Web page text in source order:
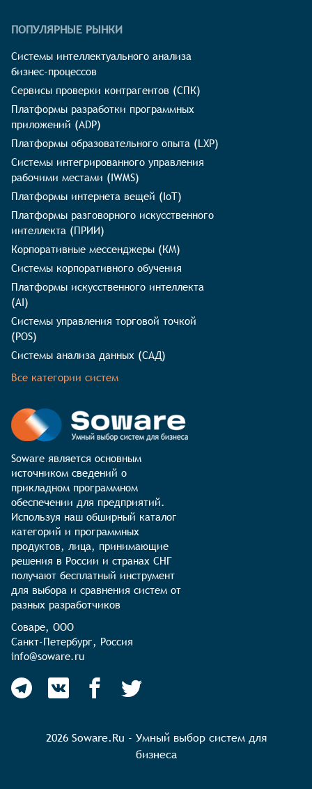
ПОПУЛЯРНЫЕ РЫНКИ
Системы интеллектуального анализа
бизнес-процессов
Сервисы проверки контрагентов (СПК)
Платформы разработки программных
приложений (ADP)
Платформы образовательного опыта (LXP)
Системы интегрированного управления
рабочими местами (IWMS)
Платформы интернета вещей (IoT)
Платформы разговорного искусственного
интеллекта (ПРИИ)
Корпоративные мессенджеры (КМ)
Системы корпоративного обучения
Платформы искусственного интеллекта
(AI)
Системы управления торговой точкой
(POS)
Системы анализа данных (САД)
Все категории систем
Soware является основным
источником сведений о
прикладном программном
обеспечении для предприятий.
Используя наш обширный каталог
категорий и программных
продуктов, лица, принимающие
решения в России и странах СНГ
получают бесплатный инструмент
для выбора и сравнения систем от
разных разработчиков
Соваре, ООО
Санкт-Петербург, Россия
info@soware.ru
2026 Soware.Ru - Умный выбор систем для
бизнеса